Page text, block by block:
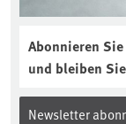
Abonnieren
und bleiben
Newsletter